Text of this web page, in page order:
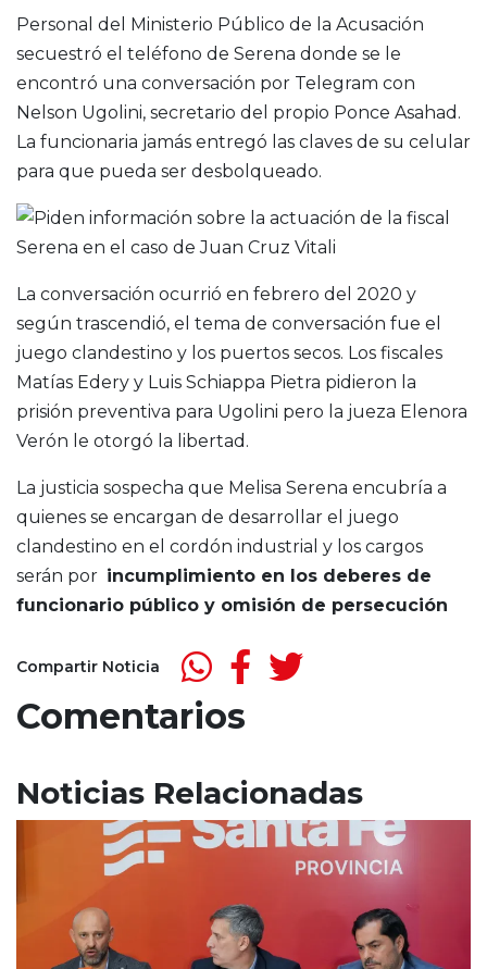
Personal del Ministerio Público de la Acusación
secuestró el teléfono de Serena donde se le
encontró una conversación por Telegram con
Nelson Ugolini, secretario del propio Ponce Asahad.
La funcionaria jamás entregó las claves de su celular
para que pueda ser desbolqueado.
La conversación ocurrió en febrero del 2020 y
según trascendió, el tema de conversación fue el
juego clandestino y los puertos secos. Los fiscales
Matías Edery y Luis Schiappa Pietra pidieron la
prisión preventiva para Ugolini pero la jueza Elenora
Verón le otorgó la libertad.
La justicia sospecha que Melisa Serena encubría a
quienes se encargan de desarrollar el juego
clandestino en el cordón industrial y los cargos
serán por incumplimiento en los deberes de
funcionario público y omisión de persecución
Compartir Noticia
Comentarios
Noticias Relacionadas